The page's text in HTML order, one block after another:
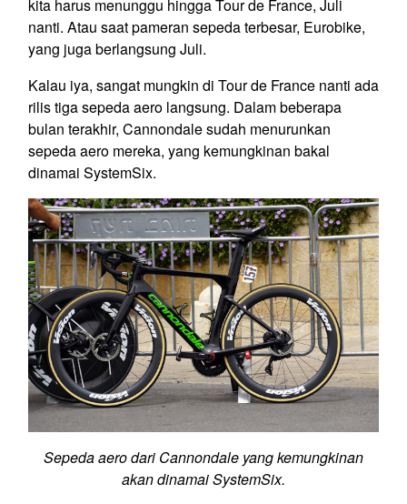
kita harus menunggu hingga Tour de France, Juli
nanti. Atau saat pameran sepeda terbesar, Eurobike,
yang juga berlangsung Juli.
Kalau iya, sangat mungkin di Tour de France nanti ada
rilis tiga sepeda aero langsung. Dalam beberapa
bulan terakhir, Cannondale sudah menurunkan
sepeda aero mereka, yang kemungkinan bakal
dinamai SystemSix.
Sepeda aero dari Cannondale yang kemungkinan
akan dinamai SystemSix.